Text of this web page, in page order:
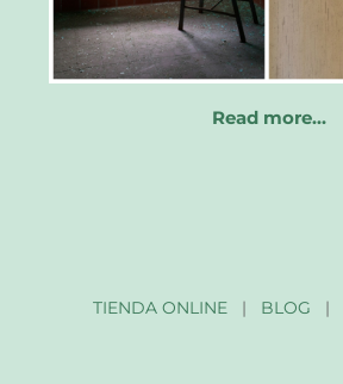
Read more…
TIENDA ONLINE| BLOG |